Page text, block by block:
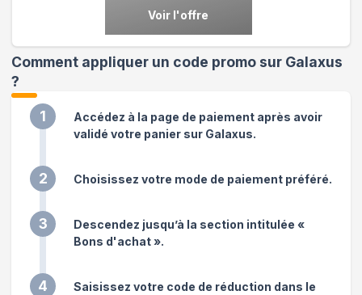
Voir l'offre
Comment appliquer un code promo sur Galaxus
?
1
Accédez à la page de paiement après avoir
validé votre panier sur Galaxus.
2 Choisissez votre mode de paiement préféré.
3
Descendez jusqu’à la section intitulée «
Bons d'achat ».
4
Saisissez votre code de réduction dans le